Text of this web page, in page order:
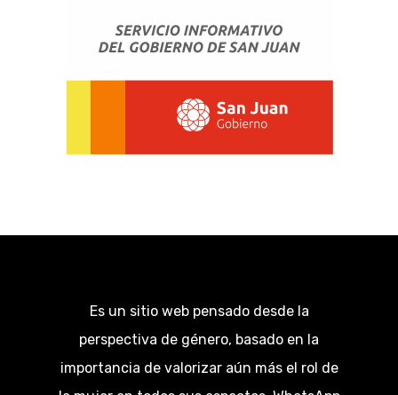
Es un sitio web pensado desde la
perspectiva de género, basado en la
importancia de valorizar aún más el rol de